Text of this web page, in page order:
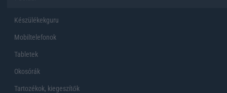
Készülékekguru
Mobiltelefonok
Tabletek
Okosórák
Tartozékok, kiegeszítők